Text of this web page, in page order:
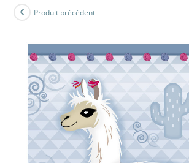
Produit précédent